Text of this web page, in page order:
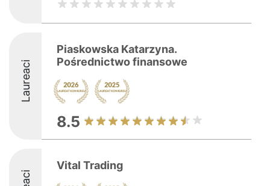
Laureaci
Piaskowska Katarzyna.
Pośrednictwo finansowe
8.5
Vital Trading